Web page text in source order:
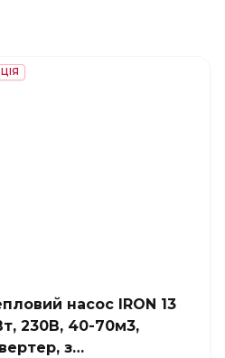
насос IRON 13
230В, 40-70м3,
з